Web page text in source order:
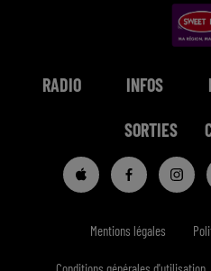
RADIO INFOS
SORTIES
Mentions légales